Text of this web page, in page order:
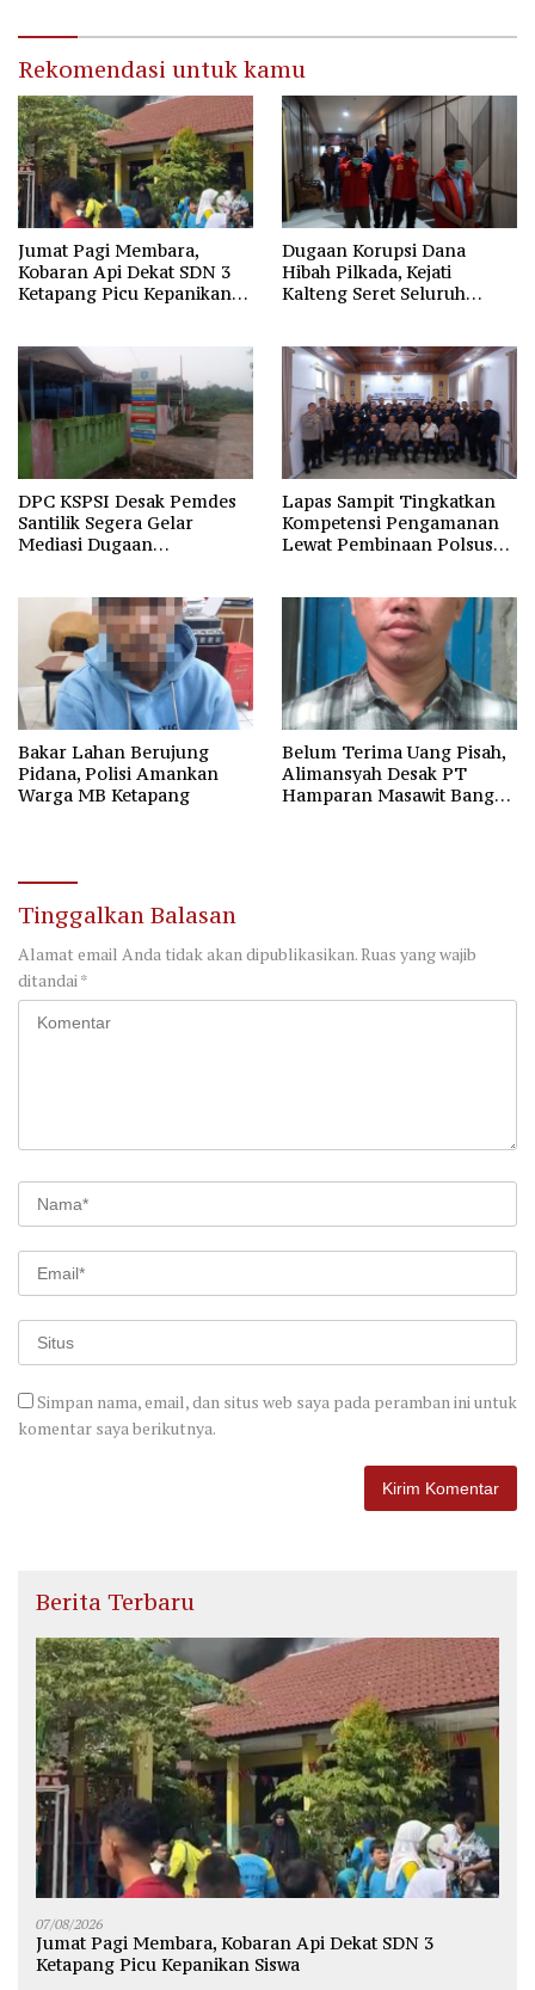
Rekomendasi untuk kamu
Jumat Pagi Membara,
Kobaran Api Dekat SDN 3
Ketapang Picu Kepanikan
Dugaan Korupsi Dana
Hibah Pilkada, Kejati
Kalteng Seret Seluruh
DPC KSPSI Desak Pemdes
Santilik Segera Gelar
Mediasi Dugaan
Lapas Sampit Tingkatkan
Kompetensi Pengamanan
Lewat Pembinaan Polsus
Bakar Lahan Berujung
Pidana, Polisi Amankan
Warga MB Ketapang
Belum Terima Uang Pisah,
Alimansyah Desak PT
Hamparan Masawit Bangun
Tinggalkan Balasan
Alamat email Anda tidak akan dipublikasikan.Ruas yang wajib
ditandai*
Simpan nama, email, dan situs web saya pada peramban ini untuk
komentar saya berikutnya.
Berita Terbaru
07/08/2026
Jumat Pagi Membara, Kobaran Api Dekat SDN 3
Ketapang Picu Kepanikan Siswa